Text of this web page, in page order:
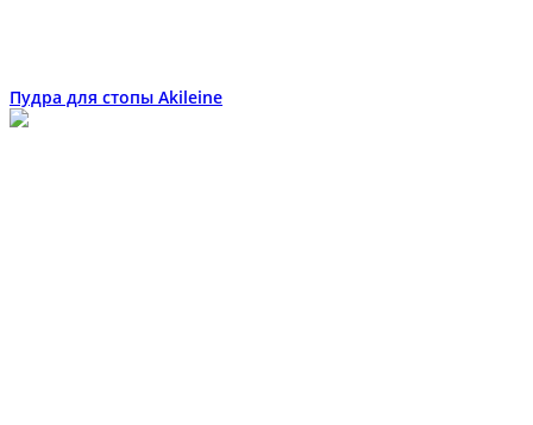
Пудра для стопы Akileine